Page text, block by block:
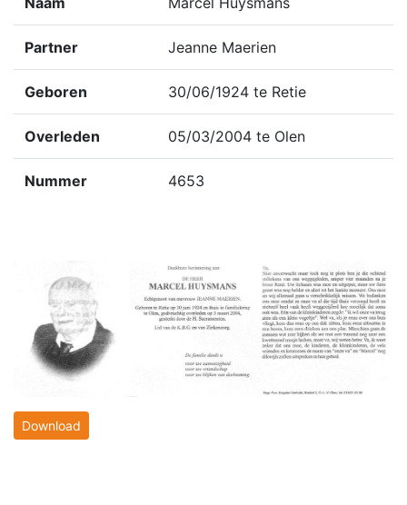
Partner Jeanne Maerien
Geboren 30/06/1924 te Retie
Overleden 05/03/2004 te Olen
Nummer 4653
Download